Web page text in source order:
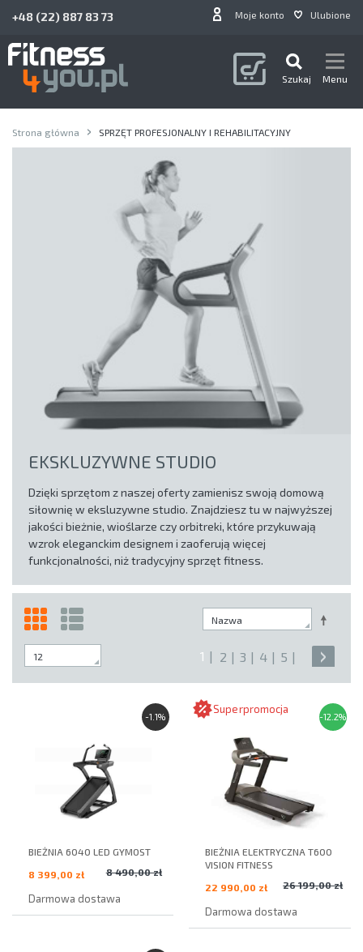
+48 (22) 887 83 73 Moje konto Ulubione
Szukaj Menu
Strona główna SPRZĘT PROFESJONALNY I REHABILITACYJNY
EKSKLUZYWNE STUDIO
Dzięki sprzętom z naszej oferty zamienisz swoją domową
siłownię w eksluzywne studio. Znajdziesz tu w najwyższej
jakości bieżnie, wioślarze czy orbitreki, które przykuwają
wzrok eleganckim designem i zaoferują więcej
funkcjonalności, niż tradycyjny sprzęt fitness.
1 2 3 4 5
-1.1%
BIEŻNIA 6040 LED GYMOST
8 490,00 zł
8 399,00 zł
Darmowa dostawa
-12.2%
Superpromocja
BIEŻNIA ELEKTRYCZNA T600
VISION FITNESS
26 199,00 zł
22 990,00 zł
Darmowa dostawa